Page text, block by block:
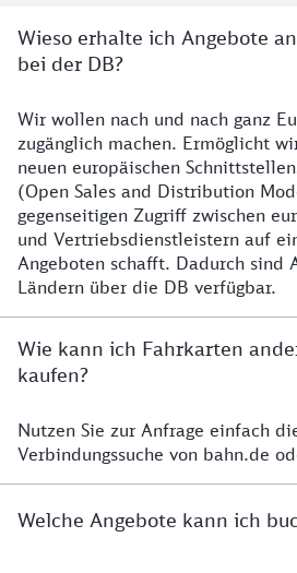
Wieso erhalte ich Angebote
bei der DB?
Wieso erhalte ich Angebote
Wir wollen nach und nach ganz
zugänglich machen. Ermöglicht
neuen europäischen
(Open Sales and Distribution
gegenseitigen Zugriff zwischen
und Vertriebsdienstleistern auf
Angeboten schafft. Dadurch sind
Ländern über die DB verfügbar.
Wie kann ich Fahrkarten
kaufen?
Wie kann ich Fahrkarten
Nutzen Sie zur Anfrage einfach
Verbindungssuche von bahn.de
Welche Angebote kann ich